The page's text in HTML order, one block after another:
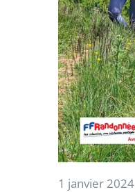
1 janvier 2024